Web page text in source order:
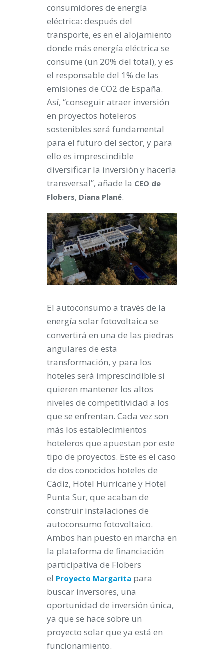
consumidores de energía
eléctrica: después del
transporte, es en el alojamiento
donde más energía eléctrica se
consume (un 20% del total), y es
el responsable del 1% de las
emisiones de CO2 de España.
Así, “conseguir atraer inversión
en proyectos hoteleros
sostenibles será fundamental
para el futuro del sector, y para
ello es imprescindible
diversificar la inversión y hacerla
transversal”, añade la CEO de
Flobers, Diana Plané.
El autoconsumo a través de la
energía solar fotovoltaica se
convertirá en una de las piedras
angulares de esta
transformación, y para los
hoteles será imprescindible si
quieren mantener los altos
niveles de competitividad a los
que se enfrentan. Cada vez son
más los establecimientos
hoteleros que apuestan por este
tipo de proyectos. Este es el caso
de dos conocidos hoteles de
Cádiz, Hotel Hurricane y Hotel
Punta Sur, que acaban de
construir instalaciones de
autoconsumo fotovoltaico.
Ambos han puesto en marcha en
la plataforma de financiación
participativa de Flobers
el Proyecto Margarita para
buscar inversores, una
oportunidad de inversión única,
ya que se hace sobre un
proyecto solar que ya está en
funcionamiento.